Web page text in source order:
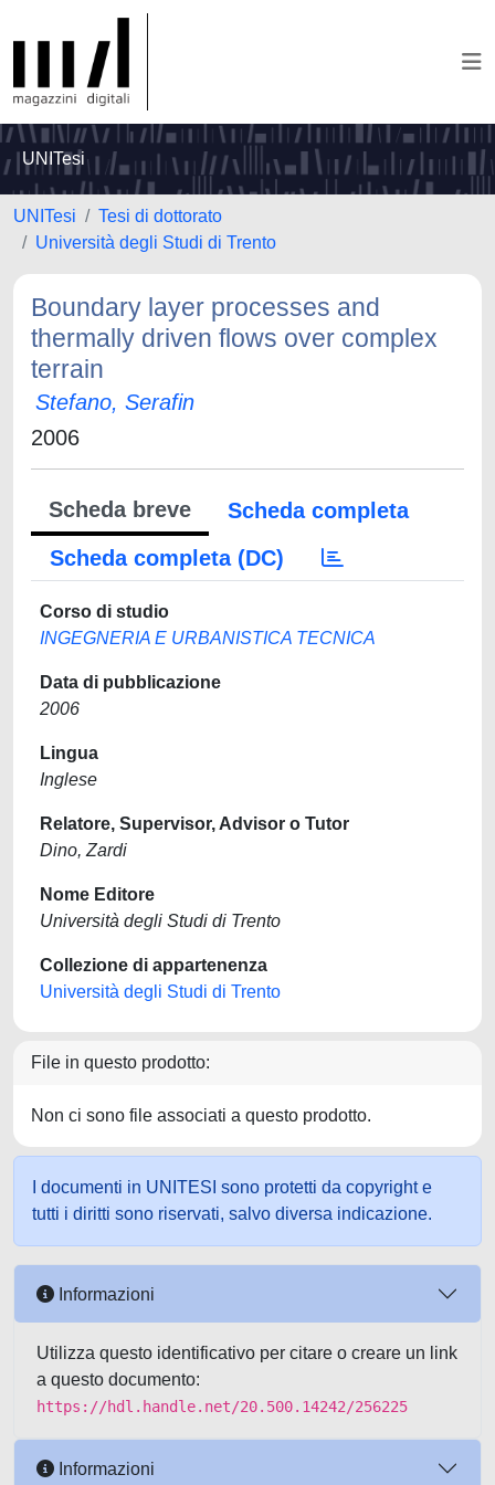
UNITesi
UNITesi
Tesi di dottorato
Università degli Studi di Trento
Boundary layer processes and
thermally driven flows over complex
terrain
Stefano, Serafin
2006
Scheda breve
Scheda completa
Scheda completa (DC)
Corso di studio
INGEGNERIA E URBANISTICA TECNICA
Data di pubblicazione
2006
Lingua
Inglese
Relatore, Supervisor, Advisor o Tutor
Dino, Zardi
Nome Editore
Università degli Studi di Trento
Collezione di appartenenza
Università degli Studi di Trento
File in questo prodotto:
Non ci sono file associati a questo prodotto.
I documenti in UNITESI sono protetti da copyright e
tutti i diritti sono riservati, salvo diversa indicazione.
Informazioni
Utilizza questo identificativo per citare o creare un link
a questo documento:
https://hdl.handle.net/20.500.14242/256225
Informazioni